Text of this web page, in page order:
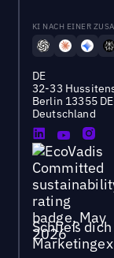
KI NACH EINER
DE
32-33
Berlin 13355 DE
Deutschland
Schließ